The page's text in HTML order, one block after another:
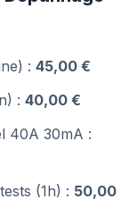
: 45,00 €
: 40,00 €
40A 30mA :
(1h) : 50,00